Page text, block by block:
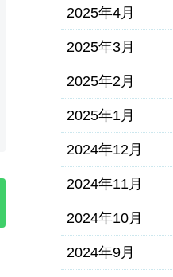
2025年4月
2025年3月
2025年2月
2025年1月
2024年12月
2024年11月
2024年10月
2024年9月